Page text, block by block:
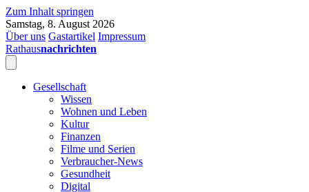
Zum Inhalt springen
Samstag, 8. August 2026
Über uns Gastartikel Impressum
Rathausnachrichten
Gesellschaft
Wissen
Wohnen und Leben
Kultur
Finanzen
Filme und Serien
Verbraucher-News
Gesundheit
Digital